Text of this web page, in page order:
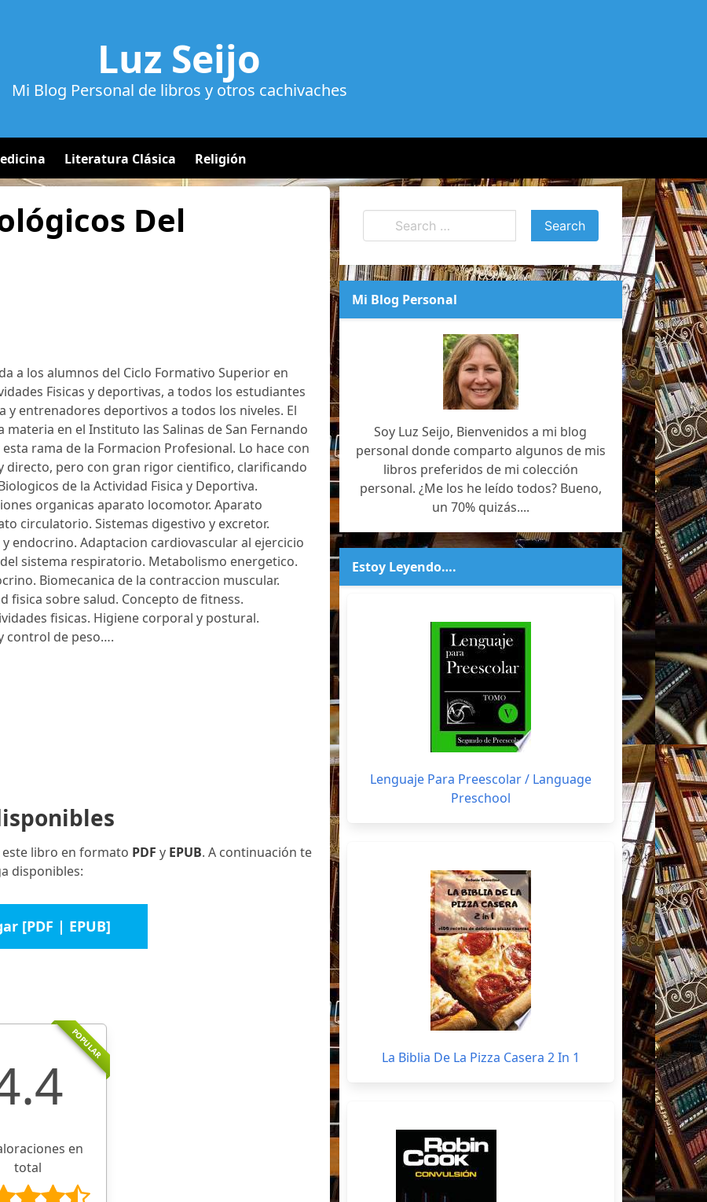
Luz Seijo
Mi Blog Personal de libros y otros cachivaches
Literatura Clásica Religión
Del
a los alumnos del Ciclo Formativo Superior en
Fisicas y deportivas, a todos los estudiantes
y entrenadores deportivos a todos los niveles. El
materia en el Instituto las Salinas de San Fernando
rama de la Formacion Profesional. Lo hace con
directo, pero con gran rigor cientifico, clarificando
de la Actividad Fisica y Deportiva.
organicas aparato locomotor. Aparato
circulatorio. Sistemas digestivo y excretor.
endocrino. Adaptacion cardiovascular al ejercicio
sistema respiratorio. Metabolismo energetico.
Biomecanica de la contraccion muscular.
fisica sobre salud. Concepto de fitness.
fisicas. Higiene corporal y postural.
control de peso….
este libro en formato PDF y EPUB. A continuación te
disponibles:
[PDF | EPUB]
POPULAR
en
total
Mi Blog Personal
Soy Luz Seijo, Bienvenidos a mi blog
personal donde comparto algunos de mis
libros preferidos de mi colección
personal. ¿Me los he leído todos? Bueno,
un 70% quizás....
Estoy Leyendo….
Lenguaje Para Preescolar / Language
Preschool
La Biblia De La Pizza Casera 2 In 1